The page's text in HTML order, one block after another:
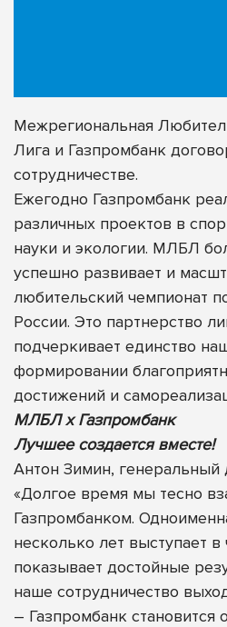
Межрегиональная
Лига и Газпромбанк
сотрудничестве.
Ежегодно Газпромбанк
различных проектов в
науки и экологии. МЛБЛ
успешно развивает и
любительский чемпионат
России. Это партнерство
подчеркивает единство
формировании
достижений и
МЛБЛ х Газпромбанк
Лучшее создается вместе!
Антон Зимин,
«Долгое время мы тесно
Газпромбанком.
несколько лет выступает
показывает достойные
наше сотрудничество
– Газпромбанк